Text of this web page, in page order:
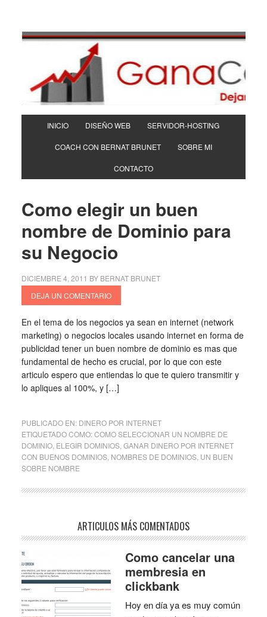
INICIO DISEÑO WEB SERVIDOR-HOSTING
COACH CON BERNAT BRUNET SOBRE MI
CONTACTO
Como elegir un buen
nombre de Dominio para
su Negocio
DICIEMBRE 4, 2011 BY BERNAT BRUNET
DEJA UN COMENTARIO
En el tema de los negocios ya sean en internet (network
marketing) o negocios locales usando internet en forma de
publicidad tener un buen nombre de dominio es mas que
fundamental de hecho es crucial, por lo que con este
articulo espero que entiendas lo que te quiero transmitir y
lo apliques al 100%, y […]
PUBLICADO EN: DINERO POR INTERNET
ETIQUETADO COMO:COMO SELECCIONAR UN NOMBRE DE
DOMINIO, ELEGIR DOMINIOS, GANAR DINERO POR INTERNET
CON BUENOS DOMINIOS, NOMBRES DE DOMINIOS, UN BUEN
SOBRE NOMBRE
ARTICULOS MÁS COMENTADOS
Como cancelar una
membresia en
clickbank
Hoy en día ya es muy común